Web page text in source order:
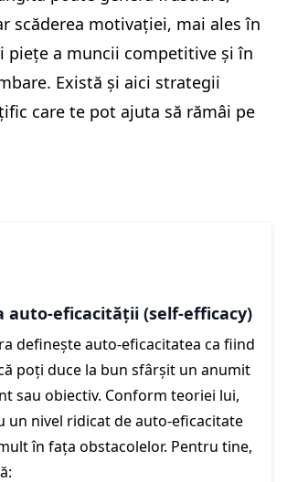
scăderea motivației, mai ales în
piețe a muncii competitive și în
Există și aici strategii
care te pot ajuta să rămâi pe
auto-eficacității (self-efficacy)
definește auto-eficacitatea ca fiind
poți duce la bun sfârșit un anumit
sau obiectiv. Conform teoriei lui,
un nivel ridicat de auto-eficacitate
în fața obstacolelor. Pentru tine,